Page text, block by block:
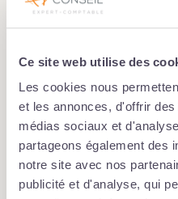
Ce site web utilise des
Les cookies nous
et les annonces, d'offrir
médias sociaux et
partageons également des
notre site avec nos
publicité et d'analyse, qui
Téléphone
Expertise souhaitée